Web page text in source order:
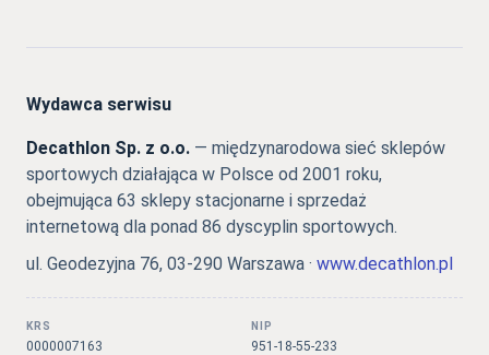
Wydawca serwisu
Decathlon Sp. z o.o. — międzynarodowa sieć sklepów
sportowych działająca w Polsce od 2001 roku,
obejmująca 63 sklepy stacjonarne i sprzedaż
internetową dla ponad 86 dyscyplin sportowych.
ul. Geodezyjna 76, 03-290 Warszawa · www.decathlon.pl
KRS
0000007163
NIP
951-18-55-233